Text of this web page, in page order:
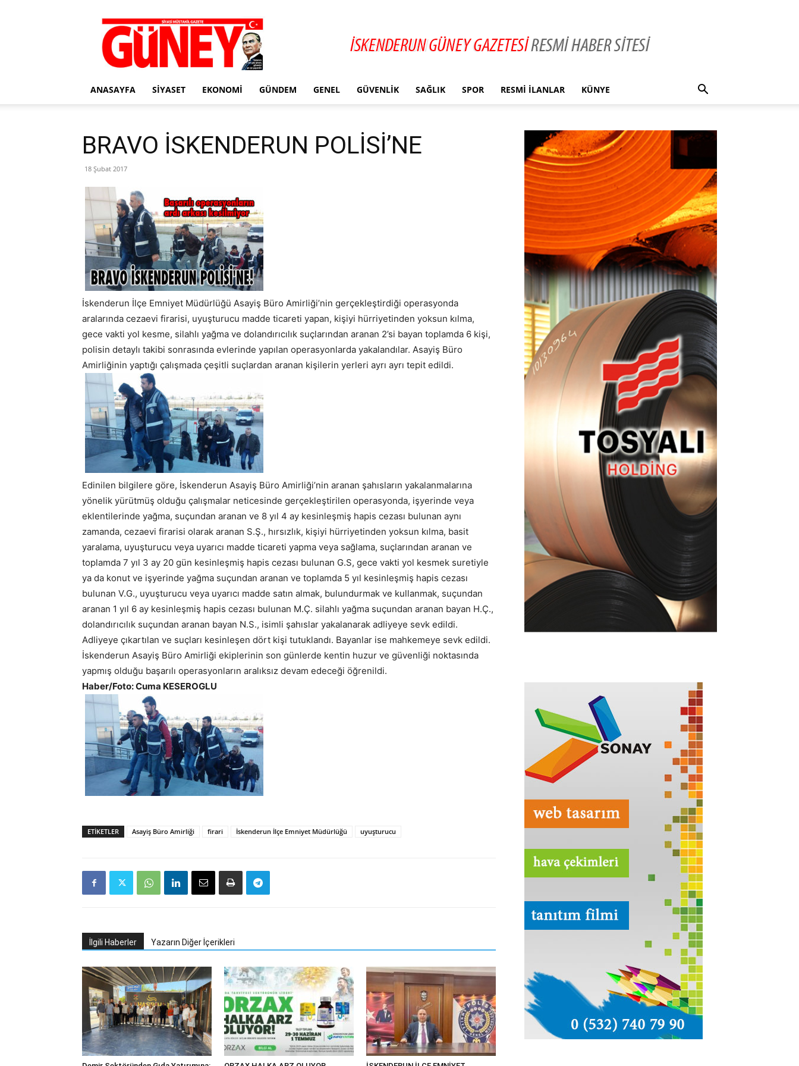
Gazete
Güney
ANASAYFA SIYASET EKONOMI GÜNDEM GENEL GÜVENLIK SAĞLIK SPOR RESMI İLANLAR KÜNYE
BRAVO İSKENDERUN POLİSİ’NE
18 Şubat 2017
İskenderun İlçe Emniyet Müdürlüğü Asayiş Büro Amirliği’nin gerçekleştirdiği operasyonda
aralarında cezaevi firarisi, uyuşturucu madde ticareti yapan, kişiyi hürriyetinden yoksun kılma,
gece vakti yol kesme, silahlı yağma ve dolandırıcılık suçlarından aranan 2’si bayan toplamda 6 kişi,
polisin detaylı takibi sonrasında evlerinde yapılan operasyonlarda yakalandılar. Asayiş Büro
Amirliğinin yaptığı çalışmada çeşitli suçlardan aranan kişilerin yerleri ayrı ayrı tepit edildi.
Edinilen bilgilere göre, İskenderun Asayiş Büro Amirliği’nin aranan şahısların yakalanmalarına
yönelik yürütmüş olduğu çalışmalar neticesinde gerçekleştirilen operasyonda, işyerinde veya
eklentilerinde yağma, suçundan aranan ve 8 yıl 4 ay kesinleşmiş hapis cezası bulunan aynı
zamanda, cezaevi firarisi olarak aranan S.Ş., hırsızlık, kişiyi hürriyetinden yoksun kılma, basit
yaralama, uyuşturucu veya uyarıcı madde ticareti yapma veya sağlama, suçlarından aranan ve
toplamda 7 yıl 3 ay 20 gün kesinleşmiş hapis cezası bulunan G.S, gece vakti yol kesmek suretiyle
ya da konut ve işyerinde yağma suçundan aranan ve toplamda 5 yıl kesinleşmiş hapis cezası
bulunan V.G., uyuşturucu veya uyarıcı madde satın almak, bulundurmak ve kullanmak, suçundan
aranan 1 yıl 6 ay kesinleşmiş hapis cezası bulunan M.Ç. silahlı yağma suçundan aranan bayan H.Ç.,
dolandırıcılık suçundan aranan bayan N.S., isimli şahıslar yakalanarak adliyeye sevk edildi.
Adliyeye çıkartılan ve suçları kesinleşen dört kişi tutuklandı. Bayanlar ise mahkemeye sevk edildi.
İskenderun Asayiş Büro Amirliği ekiplerinin son günlerde kentin huzur ve güvenliği noktasında
yapmış olduğu başarılı operasyonların aralıksız devam edeceği öğrenildi.
Haber/Foto: Cuma KESEROGLU
ETIKETLER Asayiş Büro Amirliği firari İskenderun İlçe Emniyet Müdürlüğü uyuşturucu
İlgili Haberler Yazarın Diğer İçerikleri